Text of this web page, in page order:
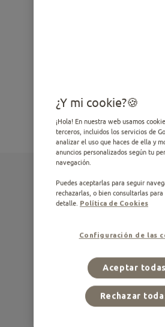
¿Y mi cookie?
¡Hola! En nuestra web usamos
terceros, incluidos los servicios de
analizar el uso que haces de ella y
anuncios personalizados según tu
navegación.
Puedes aceptarlas para seguir
rechazarlas, o bien consultarlas para
detalle. Política de Cookies
Configuración de las
Rechazar
Aceptar todas